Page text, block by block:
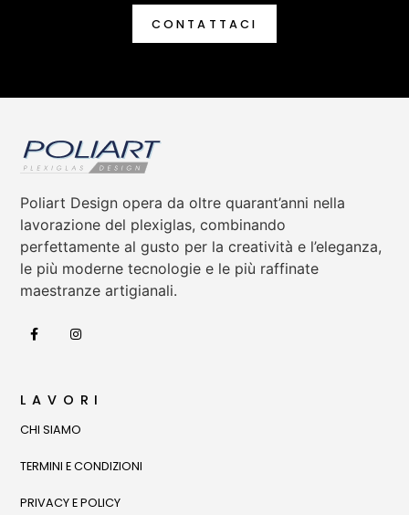
CONTATTACI
Poliart Design opera da oltre quarant’anni nella
lavorazione del plexiglas, combinando
perfettamente al gusto per la creatività e l’eleganza,
le più moderne tecnologie e le più raffinate
maestranze artigianali.
LAVORI
CHI SIAMO
TERMINI E CONDIZIONI
PRIVACY E POLICY